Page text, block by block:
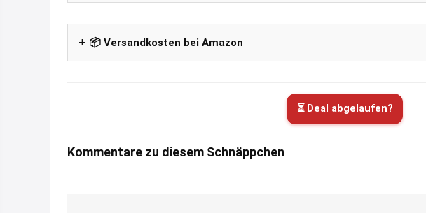
📦 Versandkosten bei Amazon
⏳ Deal abgelaufen?
Kommentare zu diesem Schnäppchen